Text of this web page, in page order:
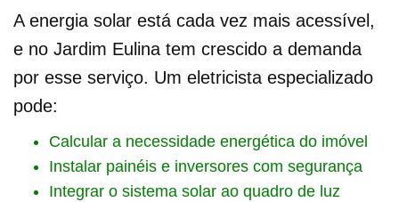
A energia solar está cada vez mais acessível,
e no Jardim Eulina tem crescido a demanda
por esse serviço. Um eletricista especializado
pode:
Calcular a necessidade energética do imóvel
Instalar painéis e inversores com segurança
Integrar o sistema solar ao quadro de luz